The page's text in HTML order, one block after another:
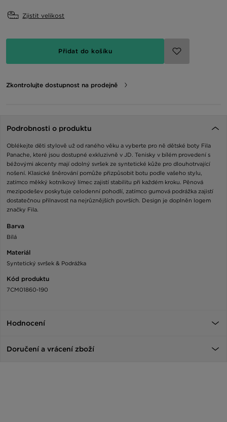
Zjistit velikost
Přidat do košíku
Zkontrolujte dostupnost na prodejně
Podrobnosti o produktu
Oblékejte děti stylově už od raného věku a vyberte pro ně dětské boty Fila
Panache, které jsou dostupné exkluzivně v JD. Tenisky v bílém provedení s
béžovými akcenty mají odolný svršek ze syntetické kůže pro dlouhotrvající
nošení. Klasické šněrování pomůže přizpůsobit botu podle vašeho stylu,
zatímco měkký kotníkový límec zajistí stabilitu při každém kroku. Pěnová
mezipodešev poskytuje celodenní pohodlí, zatímco gumová podrážka zajistí
dostatečnou přilnavost na nejrůznějších površích. Design je doplněn logem
značky Fila.
Barva
Bílá
Materiál
Syntetický svršek & Podrážka
Kód produktu
7CM01860-190
Hodnocení
Doručení a vrácení zboží